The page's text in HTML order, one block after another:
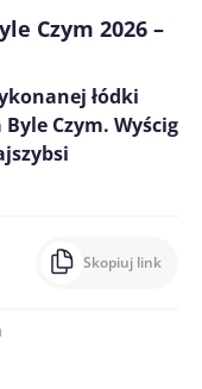
Czym 2026 –
łódki
Czym. Wyścig
Skopiuj link